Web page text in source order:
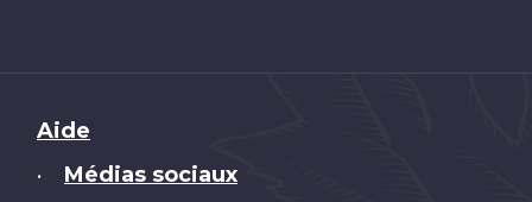
Brand
Aide
• Médias sociaux